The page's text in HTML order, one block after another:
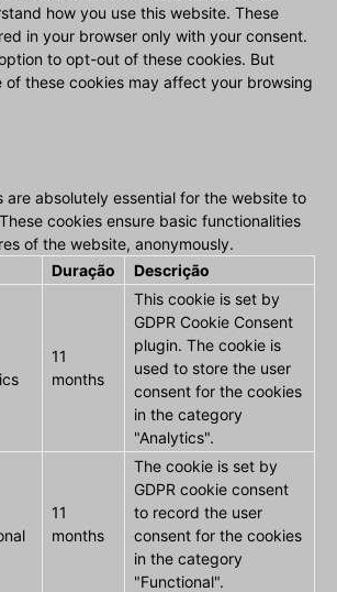
how you use this website. These
in your browser only with your consent.
to opt-out of these cookies. But
of these cookies may affect your browsing
are absolutely essential for the website to
cookies ensure basic functionalities
of the website, anonymously.
Duração Descrição
11
months
This cookie is set by
GDPR Cookie Consent
plugin. The cookie is
used to store the user
consent for the cookies
in the category
"Analytics".
11
months
The cookie is set by
GDPR cookie consent
to record the user
consent for the cookies
in the category
"Functional".